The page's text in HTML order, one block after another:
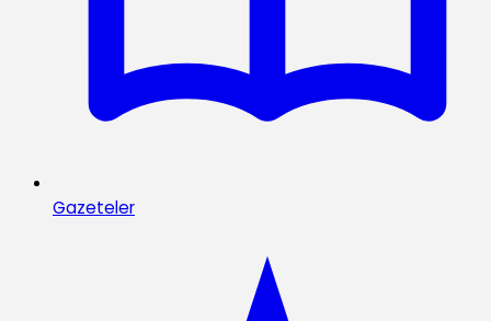
Gazeteler